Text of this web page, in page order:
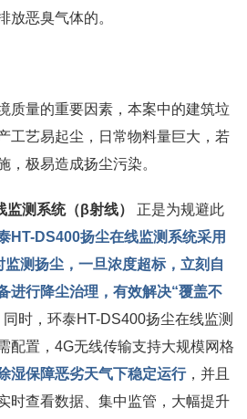
放恶臭气体的。
质量的重要因素，本案中的建筑垃
工艺易起尘，日常物料量巨大，若
，极易造成扬尘污染。
测系统（β射线）
正是为规避此
HT-DS400扬尘在线监测系统采用
测扬尘，一旦浓度超标，立刻自
进行降尘治理，有效解决“覆盖不
同时，环泰HT-DS400扬尘在线监测
配置，4G无线传输支持大规模网格
湿保障恶劣天气下稳定运行，并且
时查看数据、集中监管，大幅提升